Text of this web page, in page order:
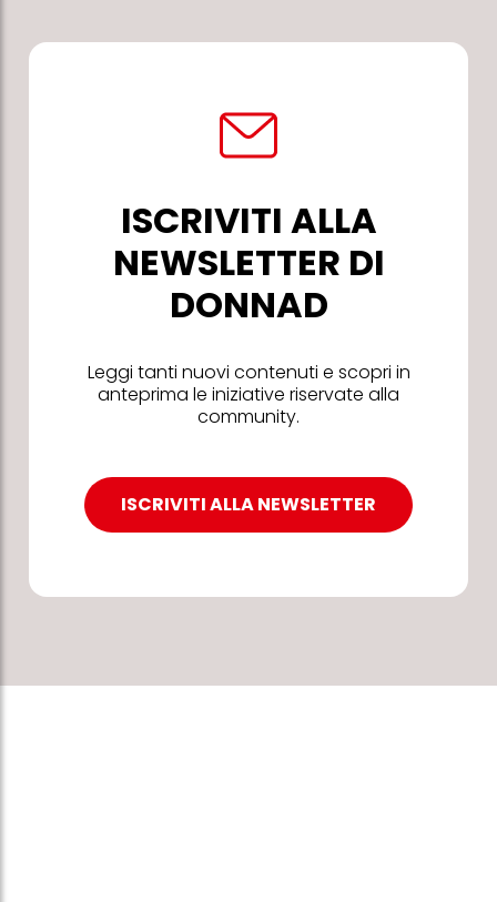
ISCRIVITI ALLA
NEWSLETTER DI
DONNAD
Leggi tanti nuovi contenuti e scopri in
anteprima le iniziative riservate alla
community.
ISCRIVITI ALLA NEWSLETTER